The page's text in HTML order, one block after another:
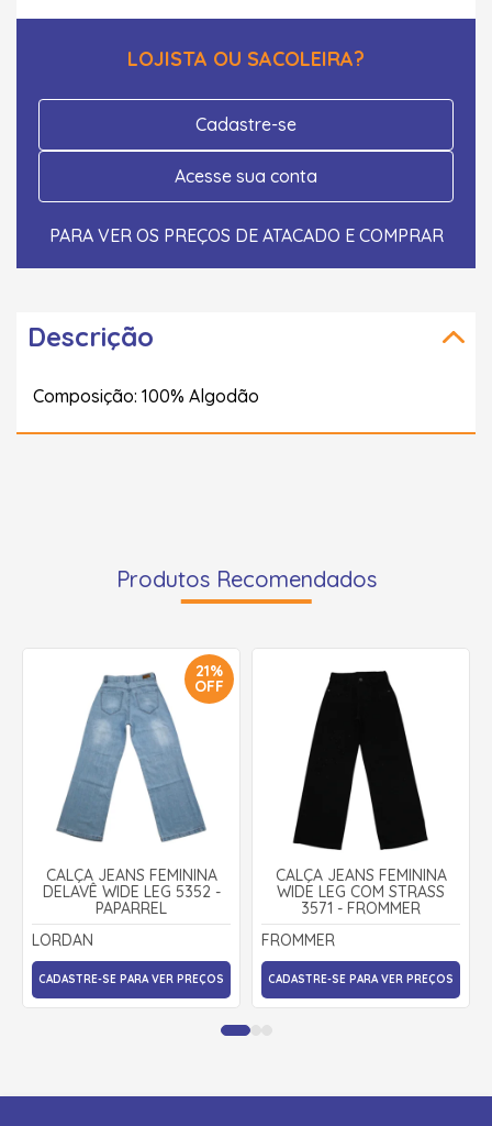
LOJISTA OU SACOLEIRA?
Cadastre-se
Acesse sua conta
PARA VER OS PREÇOS DE ATACADO E COMPRAR
Descrição
Composição: 100% Algodão
Produtos Recomendados
21%
OFF
CALÇA JEANS FEMININA
DELAVÊ WIDE LEG 5352 -
PAPARREL
LORDAN
CADASTRE-SE PARA VER PREÇOS
CALÇA JEANS FEMININA
WIDE LEG COM STRASS
3571 - FROMMER
FROMMER
CADASTRE-SE PARA VER PREÇOS